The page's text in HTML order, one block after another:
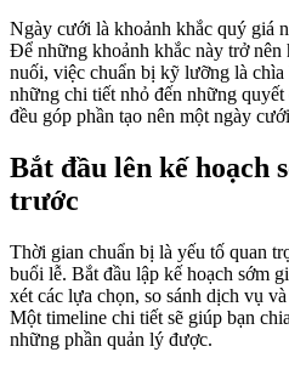
Ngày cưới là khoảnh khắc quý giá
Để những khoảnh khắc này trở nên
nuối, việc chuẩn bị kỹ lưỡng là
những chi tiết nhỏ đến những
đều góp phần tạo nên một ngày
Bắt đầu lên kế hoạch
trước
Thời gian chuẩn bị là yếu tố quan
buổi lễ. Bắt đầu lập kế hoạch sớm
xét các lựa chọn, so sánh dịch vụ
Một timeline chi tiết sẽ giúp bạn
những phần quản lý được.